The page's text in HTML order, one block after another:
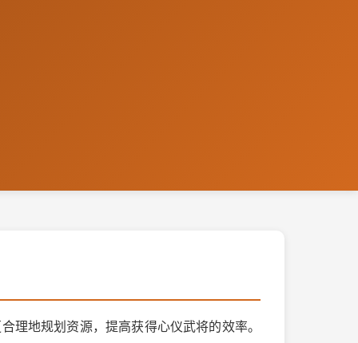
理地规划资源，提高获得心仪武将的效率。